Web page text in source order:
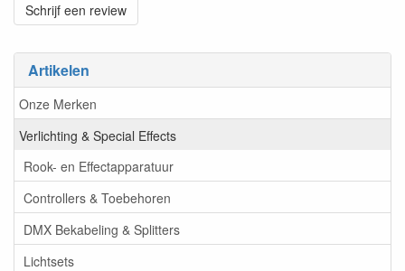
Artikelen
Onze Merken
Verlichting & Special Effects
Rook- en Effectapparatuur
Controllers & Toebehoren
DMX Bekabeling & Splitters
Lichtsets
Schrijf een review